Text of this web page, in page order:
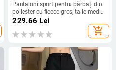
Pantaloni sport pentru bărbați din
poliester cu fleece gros, talie medie,
croi drept, pentru iarnă
229.66 Lei
add_shopping_cart